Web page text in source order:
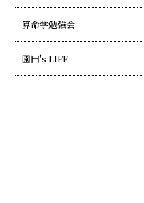
算命学勉強会
園田's LIFE